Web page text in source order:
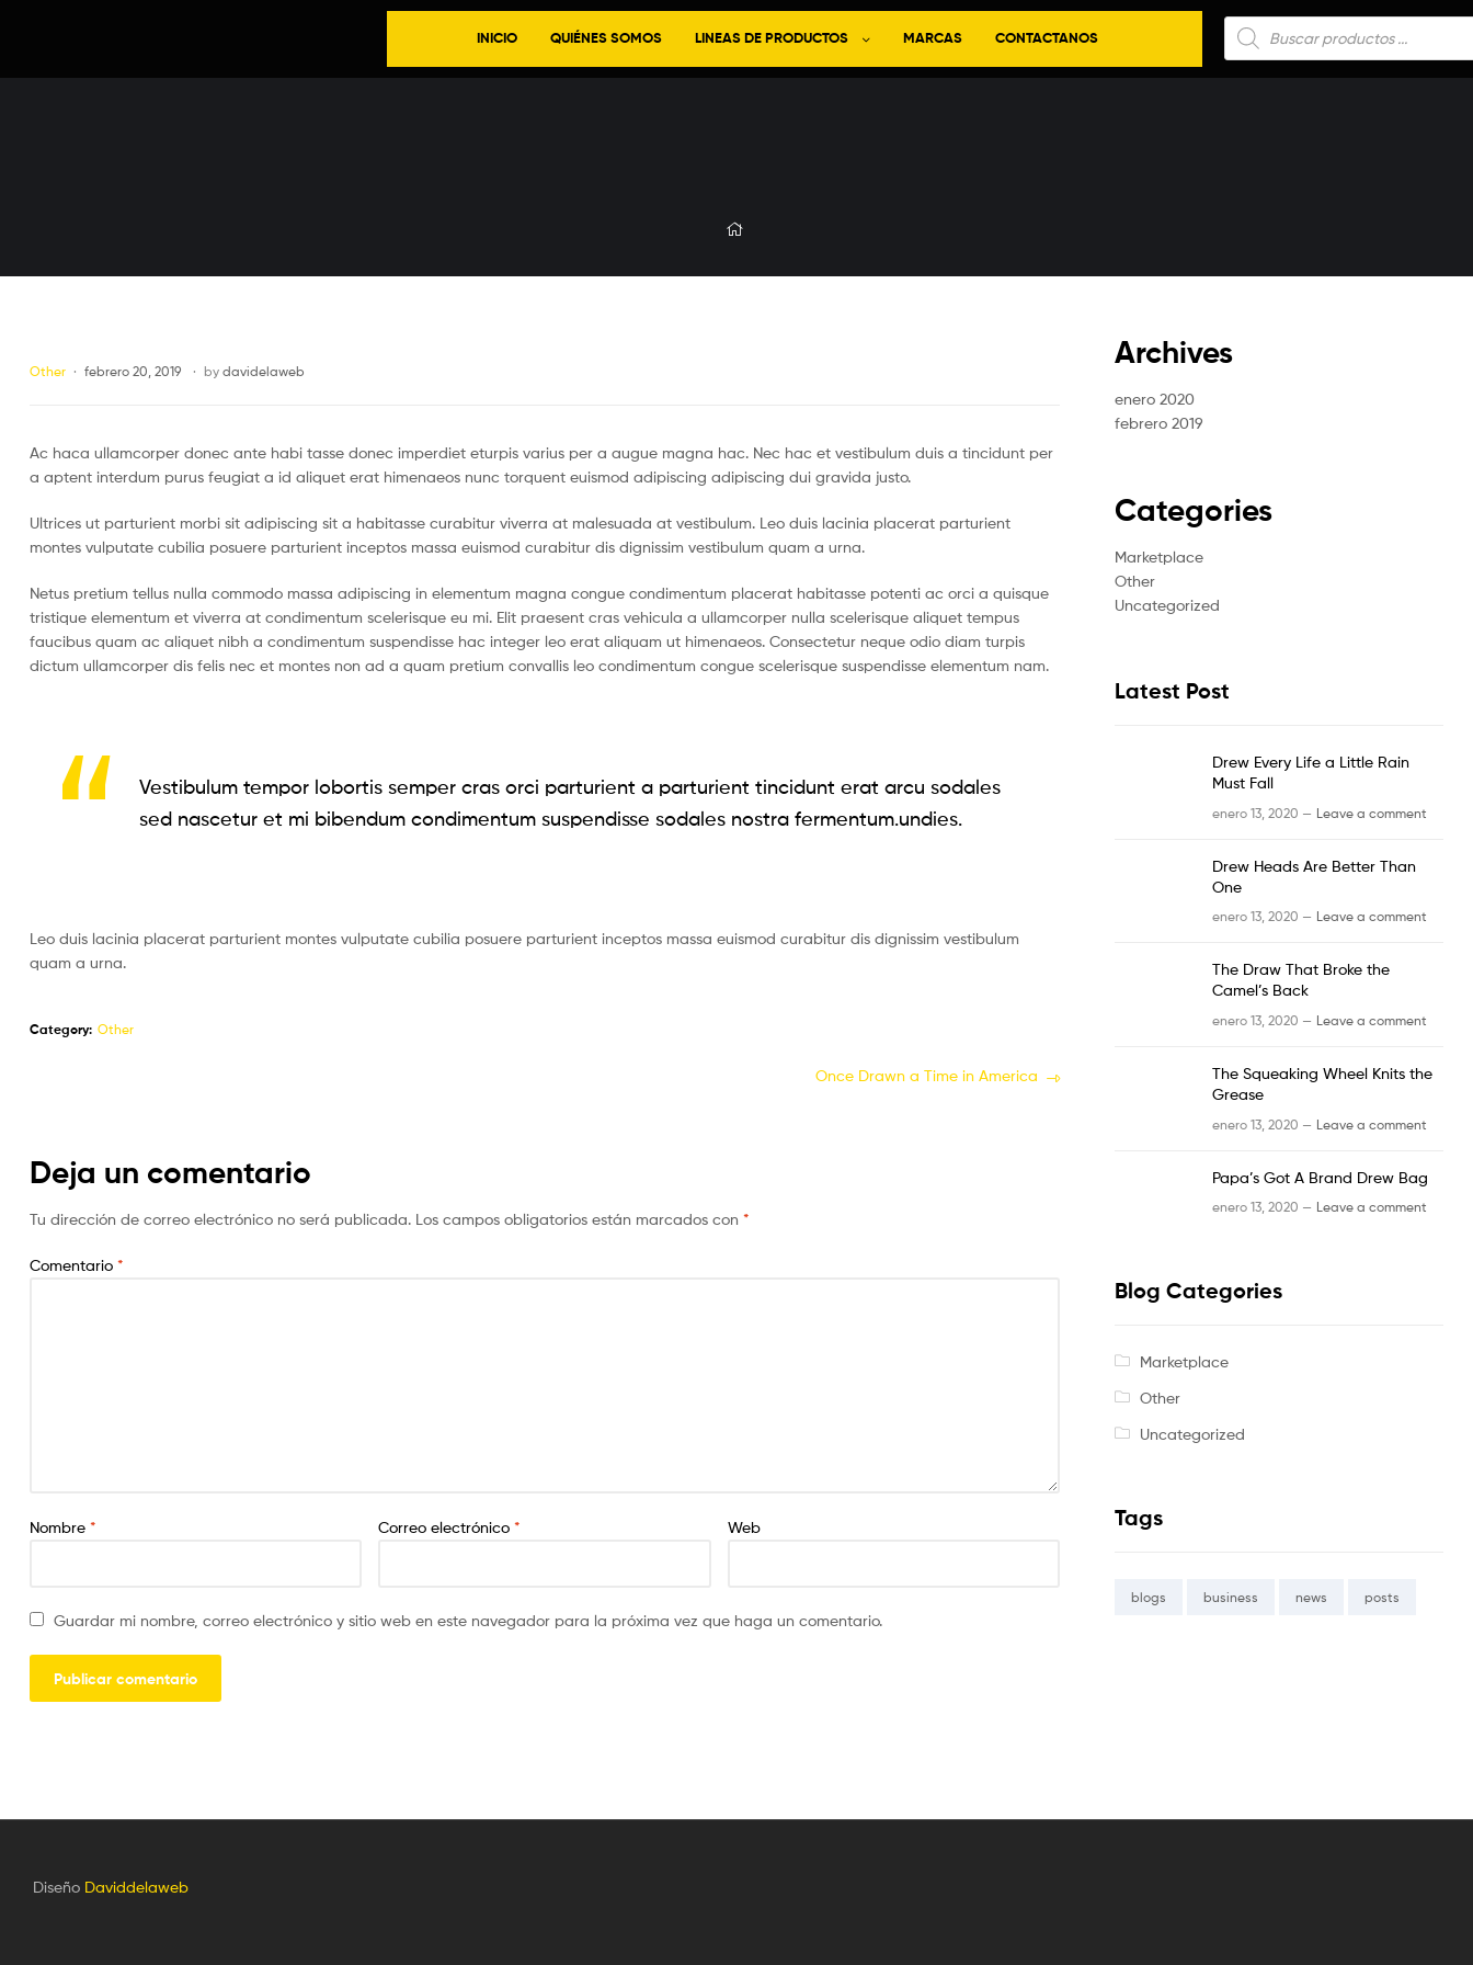
INICIO QUIÉNES SOMOS LINEAS DE PRODUCTOS MARCAS CONTACTANOS
Other febrero 20, 2019 by davidelaweb
Ac haca ullamcorper donec ante habi tasse donec imperdiet eturpis varius per a augue magna hac. Nec hac et vestibulum duis a tincidunt per
a aptent interdum purus feugiat a id aliquet erat himenaeos nunc torquent euismod adipiscing adipiscing dui gravida justo.
Ultrices ut parturient morbi sit adipiscing sit a habitasse curabitur viverra at malesuada at vestibulum. Leo duis lacinia placerat parturient
montes vulputate cubilia posuere parturient inceptos massa euismod curabitur dis dignissim vestibulum quam a urna.
Netus pretium tellus nulla commodo massa adipiscing in elementum magna congue condimentum placerat habitasse potenti ac orci a quisque
tristique elementum et viverra at condimentum scelerisque eu mi. Elit praesent cras vehicula a ullamcorper nulla scelerisque aliquet tempus
faucibus quam ac aliquet nibh a condimentum suspendisse hac integer leo erat aliquam ut himenaeos. Consectetur neque odio diam turpis
dictum ullamcorper dis felis nec et montes non ad a quam pretium convallis leo condimentum congue scelerisque suspendisse elementum nam.
Vestibulum tempor lobortis semper cras orci parturient a parturient tincidunt erat arcu sodales
sed nascetur et mi bibendum condimentum suspendisse sodales nostra fermentum.undies.
Leo duis lacinia placerat parturient montes vulputate cubilia posuere parturient inceptos massa euismod curabitur dis dignissim vestibulum
quam a urna.
Category: Other
Once Drawn a Time in America
Deja un comentario
Tu dirección de correo electrónico no será publicada. Los campos obligatorios están marcados con *
Comentario *
Nombre * Correo electrónico* Web
Guardar mi nombre, correo electrónico y sitio web en este navegador para la próxima vez que haga un comentario.
Archives
enero 2020
febrero 2019
Categories
Marketplace
Other
Uncategorized
Latest Post
Drew Every Life a Little Rain
Must Fall
enero 13, 2020 — Leave a comment
Drew Heads Are Better Than
One
enero 13, 2020 — Leave a comment
The Draw That Broke the
Camel’s Back
enero 13, 2020 — Leave a comment
The Squeaking Wheel Knits the
Grease
enero 13, 2020 — Leave a comment
Papa’s Got A Brand Drew Bag
enero 13, 2020 — Leave a comment
Blog Categories
Marketplace
Other
Uncategorized
Tags
blogs business news posts
Diseño Daviddelaweb